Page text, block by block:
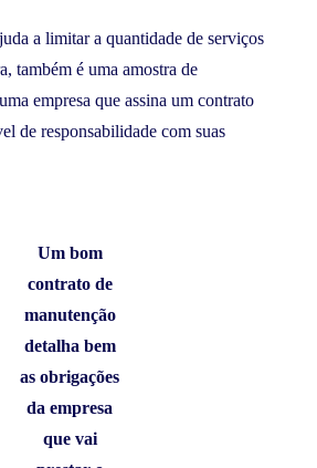
a limitar a quantidade de serviços
também é uma amostra de
empresa que assina um contrato
de responsabilidade com suas
Um bom
contrato de
manutenção
detalha bem
as obrigações
da empresa
que vai